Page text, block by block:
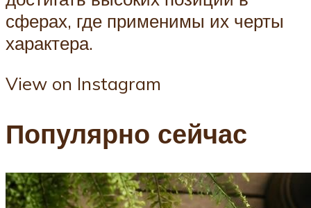
сферах, где применимы их черты
характера.
View on Instagram
Популярно сейчас